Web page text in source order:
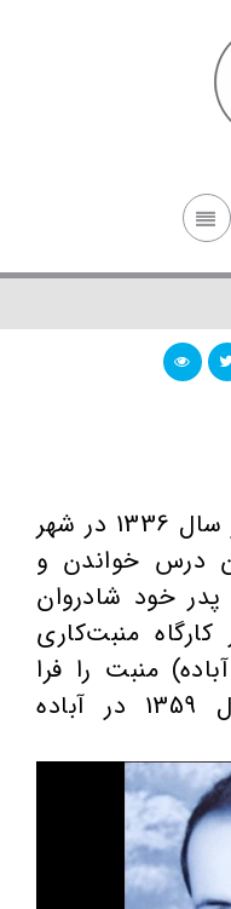
استاد محمدرضا یکزمان در سال 1336 در شهر
درس خواندن و
خود شادروان
کارگاه منبت‌کاری
منبت را فرا
گرفت و کارگاهی در سال 1359 در آباده